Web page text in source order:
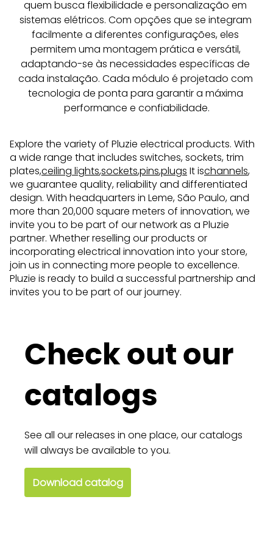
quem busca flexibilidade e personalização em
sistemas elétricos. Com opções que se integram
facilmente a diferentes configurações, eles
permitem uma montagem prática e versátil,
adaptando-se às necessidades específicas de
cada instalação. Cada módulo é projetado com
tecnologia de ponta para garantir a máxima
performance e confiabilidade.
Explore the variety of Pluzie electrical products. With
a wide range that includes switches, sockets, trim
plates,ceiling lights,sockets,pins,plugs It ischannels,
we guarantee quality, reliability and differentiated
design. With headquarters in Leme, São Paulo, and
more than 20,000 square meters of innovation, we
invite you to be part of our network as a Pluzie
partner. Whether reselling our products or
incorporating electrical innovation into your store,
join us in connecting more people to excellence.
Pluzie is ready to build a successful partnership and
invites you to be part of our journey.
Check out our
catalogs
See all our releases in one place, our catalogs
will always be available to you.
Download catalog